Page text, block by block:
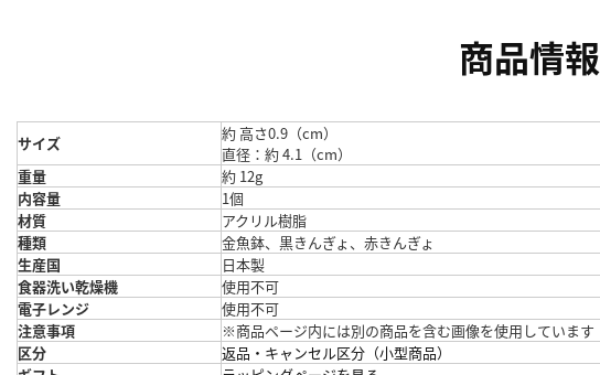
商品情報
サイズ
約 高さ0.9（cm）
直径：約 4.1（cm）
重量
約 12g
内容量
1個
材質
アクリル樹脂
種類
金魚鉢、黒きんぎょ、赤きんぎょ
生産国
日本製
食器洗い乾燥機
使用不可
電子レンジ
使用不可
注意事項
※商品ページ内には別の商品を含む画像を使用しています
区分
返品・キャンセル区分（小型商品）